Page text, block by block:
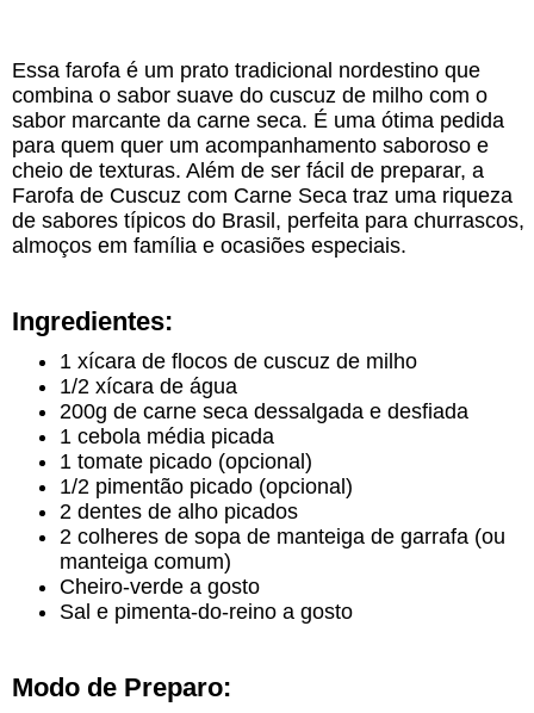
Essa farofa é um prato tradicional nordestino que
combina o sabor suave do cuscuz de milho com o
sabor marcante da carne seca. É uma ótima pedida
para quem quer um acompanhamento saboroso e
cheio de texturas. Além de ser fácil de preparar, a
Farofa de Cuscuz com Carne Seca traz uma riqueza
de sabores típicos do Brasil, perfeita para churrascos,
almoços em família e ocasiões especiais.
Ingredientes:
1 xícara de flocos de cuscuz de milho
1/2 xícara de água
200g de carne seca dessalgada e desfiada
1 cebola média picada
1 tomate picado (opcional)
1/2 pimentão picado (opcional)
2 dentes de alho picados
2 colheres de sopa de manteiga de garrafa (ou
manteiga comum)
Cheiro-verde a gosto
Sal e pimenta-do-reino a gosto
Modo de Preparo: